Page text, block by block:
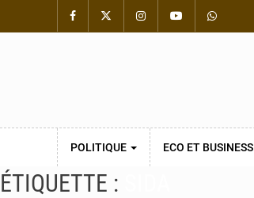
POLITIQUE ECO ET BUSINESS
ÉTIQUETTE :